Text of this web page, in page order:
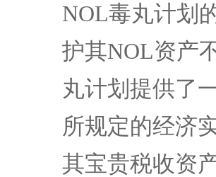
NOL毒丸计划
护其NOL资产
丸计划提供了
所规定的经济
其宝贵税收资